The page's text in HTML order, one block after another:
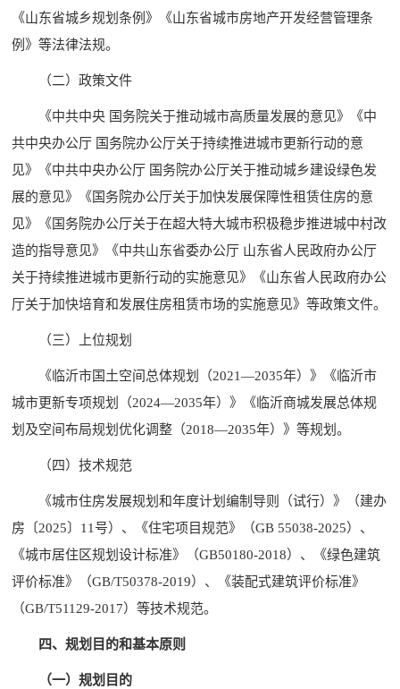
《山东省城乡规划条例》《山东省城市房地产开发经营管理条
例》等法律法规。
（二）政策文件
《中共中央 国务院关于推动城市高质量发展的意见》《中
共中央办公厅 国务院办公厅关于持续推进城市更新行动的意
见》《中共中央办公厅 国务院办公厅关于推动城乡建设绿色发
展的意见》《国务院办公厅关于加快发展保障性租赁住房的意
见》《国务院办公厅关于在超大特大城市积极稳步推进城中村改
造的指导意见》《中共山东省委办公厅 山东省人民政府办公厅
关于持续推进城市更新行动的实施意见》《山东省人民政府办公
厅关于加快培育和发展住房租赁市场的实施意见》等政策文件。
（三）上位规划
《临沂市国土空间总体规划（2021—2035年）》《临沂市
城市更新专项规划（2024—2035年）》《临沂商城发展总体规
划及空间布局规划优化调整（2018—2035年）》等规划。
（四）技术规范
《城市住房发展规划和年度计划编制导则（试行）》（建办
房〔2025〕11号）、《住宅项目规范》（GB 55038-2025）、
《城市居住区规划设计标准》（GB50180-2018）、《绿色建筑
评价标准》（GB/T50378-2019）、《装配式建筑评价标准》
（GB/T51129-2017）等技术规范。
四、规划目的和基本原则
（一）规划目的